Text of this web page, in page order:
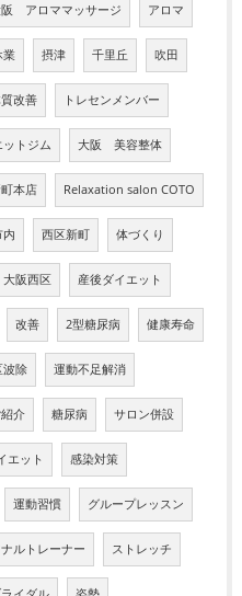
アロママッサージ アロマ
業 摂津 千里丘 吹田
改善 トレセンメンバー
ットジム 大阪 美容整体
本店 Relaxation salon COTO
内 西区新町 体づくり
大阪西区 産後ダイエット
改善 2型糖尿病 健康寿命
波除 運動不足解消
介 糖尿病 サロン併設
エット 感染対策
運動習慣 グループレッスン
ルトレーナー ストレッチ